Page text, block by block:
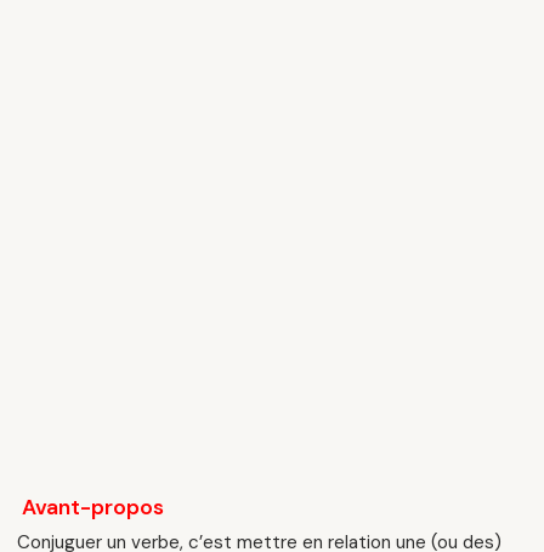
Avant-propos
Conjuguer un verbe, c’est mettre en relation une (ou des)